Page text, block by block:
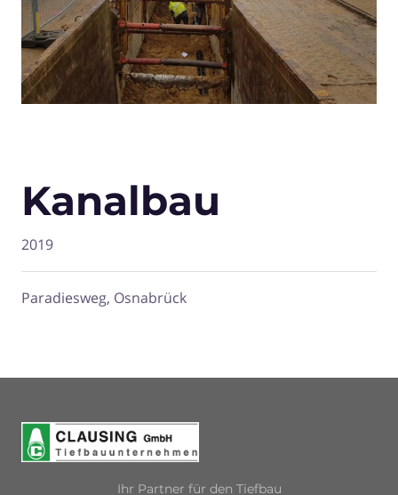
Kanalbau
2019
Paradiesweg, Osnabrück
Ihr Partner für den Tiefbau